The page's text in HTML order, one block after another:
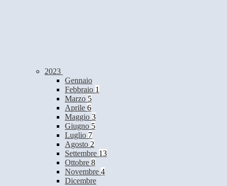
2023
Gennaio
Febbraio 1
Marzo 5
Aprile 6
Maggio 3
Giugno 5
Luglio 7
Agosto 2
Settembre 13
Ottobre 8
Novembre 4
Dicembre